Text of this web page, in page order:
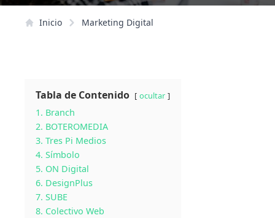
Inicio Marketing Digital
Tabla de Contenido ocultar
1. Branch
2. BOTEROMEDIA
3. Tres Pi Medios
4. Símbolo
5. ON Digital
6. DesignPlus
7. SUBE
8. Colectivo Web